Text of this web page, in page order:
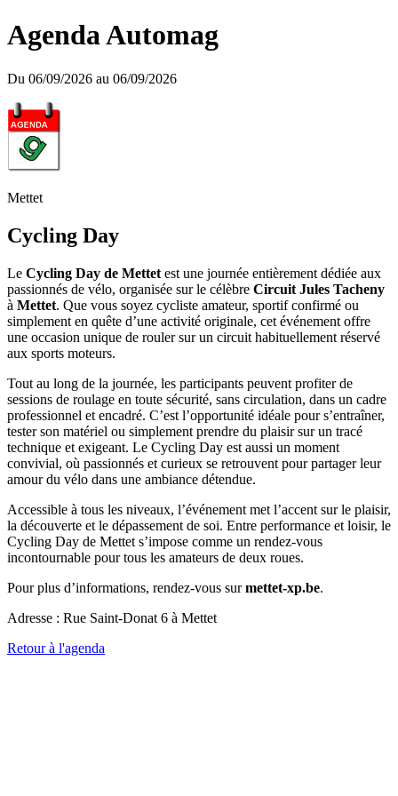
Agenda Automag
Du 06/09/2026 au 06/09/2026
Mettet
Cycling Day
Le Cycling Day de Mettet est une journée entièrement dédiée aux
passionnés de vélo, organisée sur le célèbre Circuit Jules Tacheny
à Mettet. Que vous soyez cycliste amateur, sportif confirmé ou
simplement en quête d’une activité originale, cet événement offre
une occasion unique de rouler sur un circuit habituellement réservé
aux sports moteurs.
Tout au long de la journée, les participants peuvent profiter de
sessions de roulage en toute sécurité, sans circulation, dans un cadre
professionnel et encadré. C’est l’opportunité idéale pour s’entraîner,
tester son matériel ou simplement prendre du plaisir sur un tracé
technique et exigeant. Le Cycling Day est aussi un moment
convivial, où passionnés et curieux se retrouvent pour partager leur
amour du vélo dans une ambiance détendue.
Accessible à tous les niveaux, l’événement met l’accent sur le plaisir,
la découverte et le dépassement de soi. Entre performance et loisir, le
Cycling Day de Mettet s’impose comme un rendez-vous
incontournable pour tous les amateurs de deux roues.
Pour plus d’informations, rendez-vous surmettet-xp.be.
Adresse : Rue Saint-Donat 6 à Mettet
Retour à l'agenda